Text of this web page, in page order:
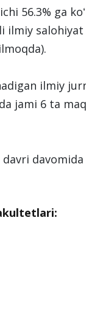
56.3% ga
ilmiy salohiyat
ilmiy
jami 6 ta
davri